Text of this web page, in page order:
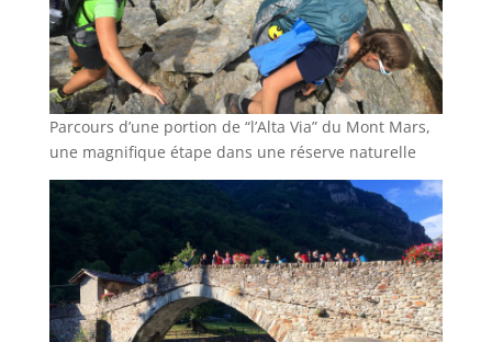
Parcours d’une portion de “l’Alta Via” du Mont Mars,
une magnifique étape dans une réserve naturelle